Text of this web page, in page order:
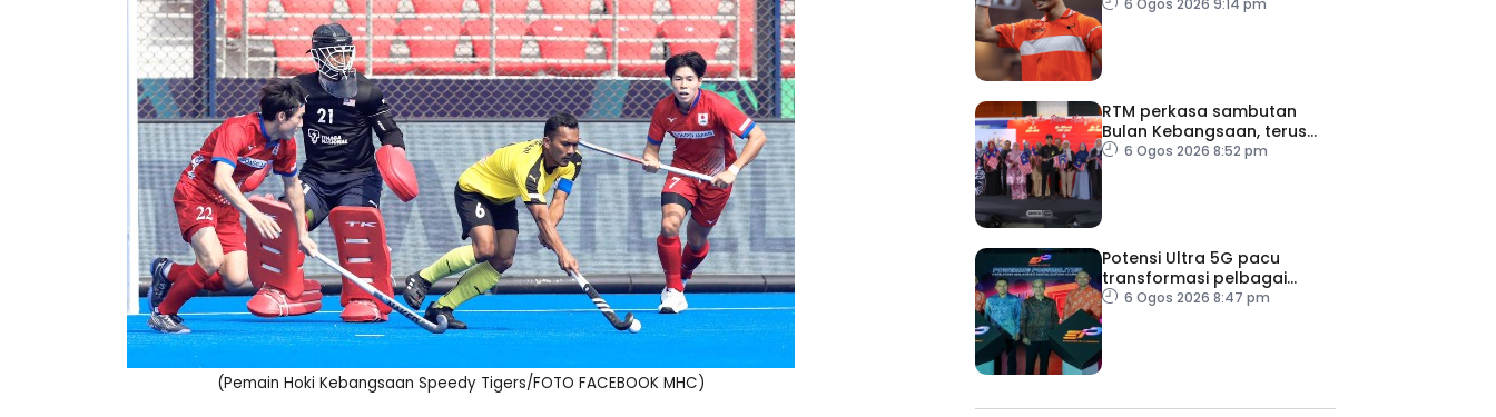
(Pemain Hoki Kebangsaan Speedy Tigers/FOTO FACEBOOK MHC)
RTM perkasa sambutan
Bulan Kebangsaan, terus
dekati rakyat
6 Ogos 2026 8:52 pm
Potensi Ultra 5G pacu
transformasi pelbagai
sektor utama
6 Ogos 2026 8:47 pm